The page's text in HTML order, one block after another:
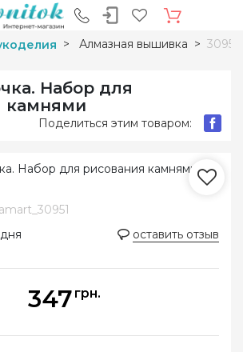
Алмазная вышивка
Набор для
камнями
Поделиться этим товаром:
оставить отзыв
347 грн.